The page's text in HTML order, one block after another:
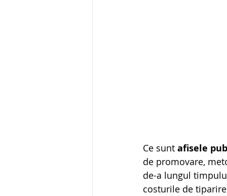
Ce sunt afisele
de promovare,
de-a lungul
costurile de